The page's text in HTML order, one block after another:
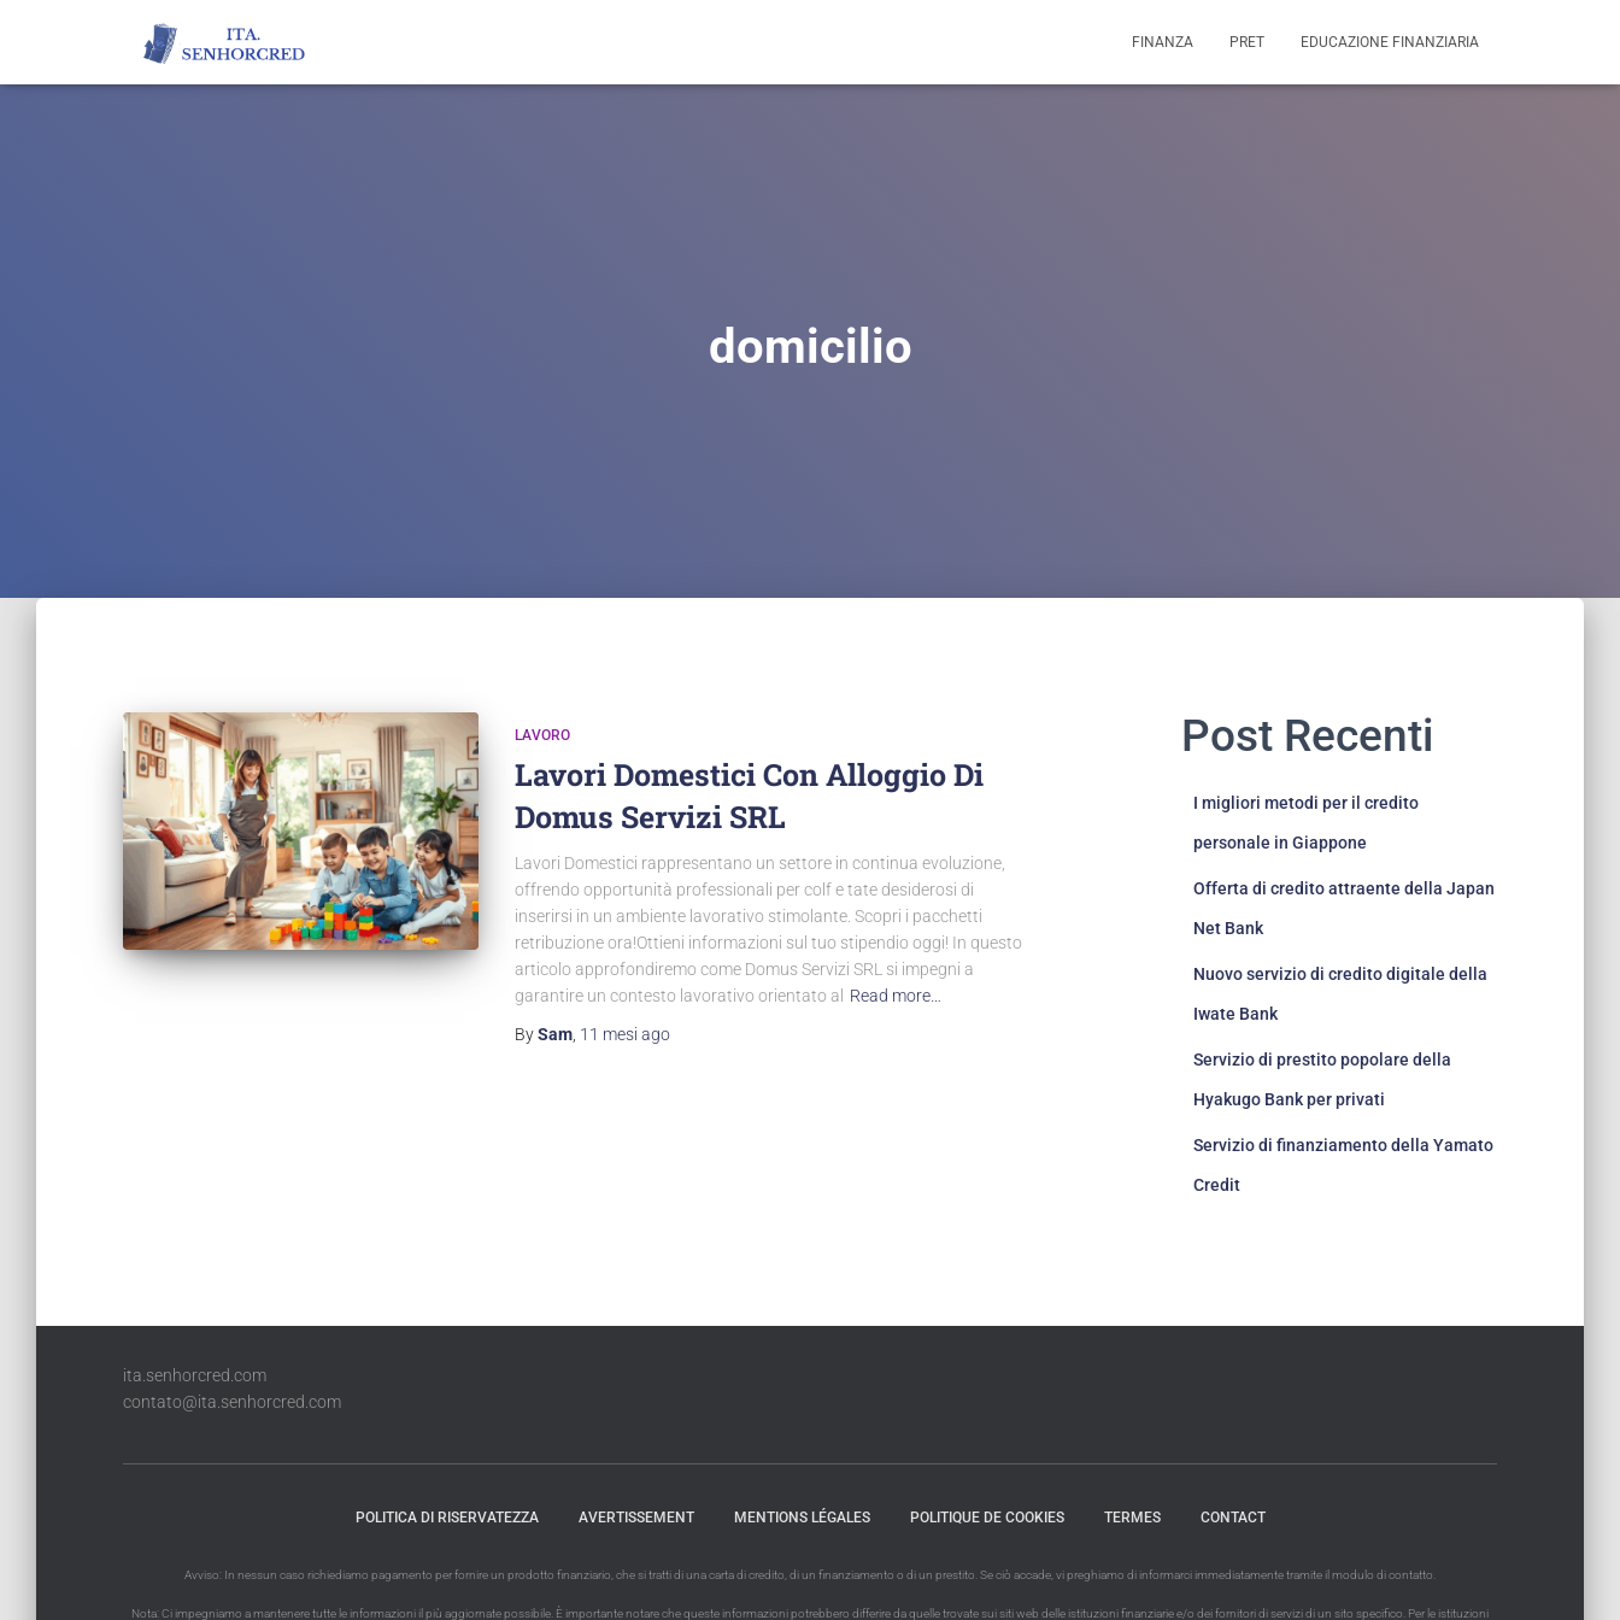
FINANZA PRET EDUCAZIONE FINANZIARIA
domicilio
LAVORO
Lavori Domestici Con Alloggio Di
Domus Servizi SRL
Lavori Domestici rappresentano un settore in continua evoluzione,
offrendo opportunità professionali per colf e tate desiderosi di
inserirsi in un ambiente lavorativo stimolante. Scopri i pacchetti
retribuzione ora!Ottieni informazioni sul tuo stipendio oggi! In questo
articolo approfondiremo come Domus Servizi SRL si impegni a
garantire un contesto lavorativo orientato al
Read more…
BySam 11 mesi ago
Post Recenti
I migliori metodi per il credito
personale in Giappone
Offerta di credito attraente della Japan
Net Bank
Nuovo servizio di credito digitale della
Iwate Bank
Servizio di prestito popolare della
Hyakugo Bank per privati
Servizio di finanziamento della Yamato
Credit
ita.senhorcred.com
contato@ita.senhorcred.com
POLITICA DI RISERVATEZZA AVERTISSEMENT MENTIONS LÉGALES POLITIQUE DE COOKIES TERMES CONTACT
Avviso: In nessun caso richiediamo pagamento per fornire un prodotto finanziario, che si tratti di una carta di credito, di un finanziamento o di un prestito. Se ciò accade, vi preghiamo di informarci immediatamente tramite il modulo di contatto.
Nota: Ci impegniamo a mantenere tutte le informazioni il più aggiornate possibile. È importante notare che queste informazioni potrebbero differire da quelle trovate sui siti web delle istituzioni finanziarie e/o dei fornitori di servizi di un sito specifico. Per le istituzioni